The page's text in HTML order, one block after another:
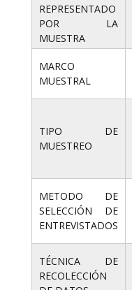
REPRESENTADO
POR LA
MUESTRA
MARCO
MUESTRAL
TIPO DE
MUESTREO
METODO DE
SELECCIÓN DE
ENTREVISTADOS
TÉCNICA DE
RECOLECCIÓN